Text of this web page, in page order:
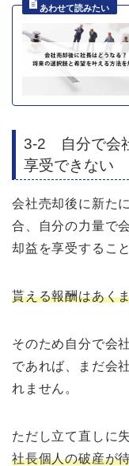
3-2 自分で会
享受できない
会社売却後に新た
合、自分の力量で
却益を享受するこ
貰える報酬はあく
そのため自分で会
であれば、まだ会
れません。
ただし立て直しに
社長個人の破産が